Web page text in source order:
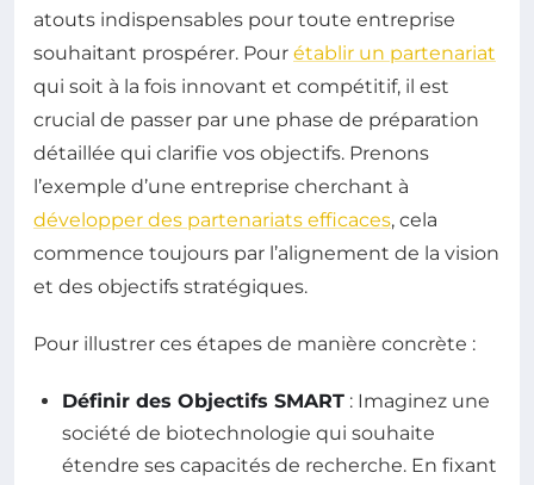
atouts indispensables pour toute entreprise
souhaitant prospérer. Pour établir un partenariat
qui soit à la fois innovant et compétitif, il est
crucial de passer par une phase de préparation
détaillée qui clarifie vos objectifs. Prenons
l’exemple d’une entreprise cherchant à
développer des partenariats efficaces, cela
commence toujours par l’alignement de la vision
et des objectifs stratégiques.
Pour illustrer ces étapes de manière concrète :
Définir des Objectifs SMART : Imaginez une
société de biotechnologie qui souhaite
étendre ses capacités de recherche. En fixant